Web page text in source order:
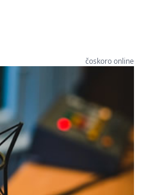
čoskoro online